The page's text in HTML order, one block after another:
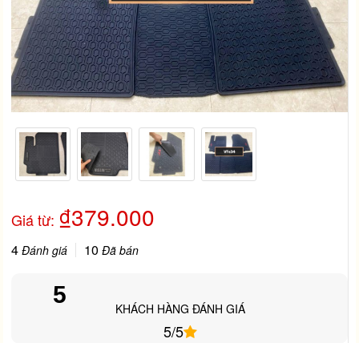
Giá từ: ₫379.000
4 Đánh giá 10 Đã bán
5
KHÁCH HÀNG ĐÁNH GIÁ
5/5